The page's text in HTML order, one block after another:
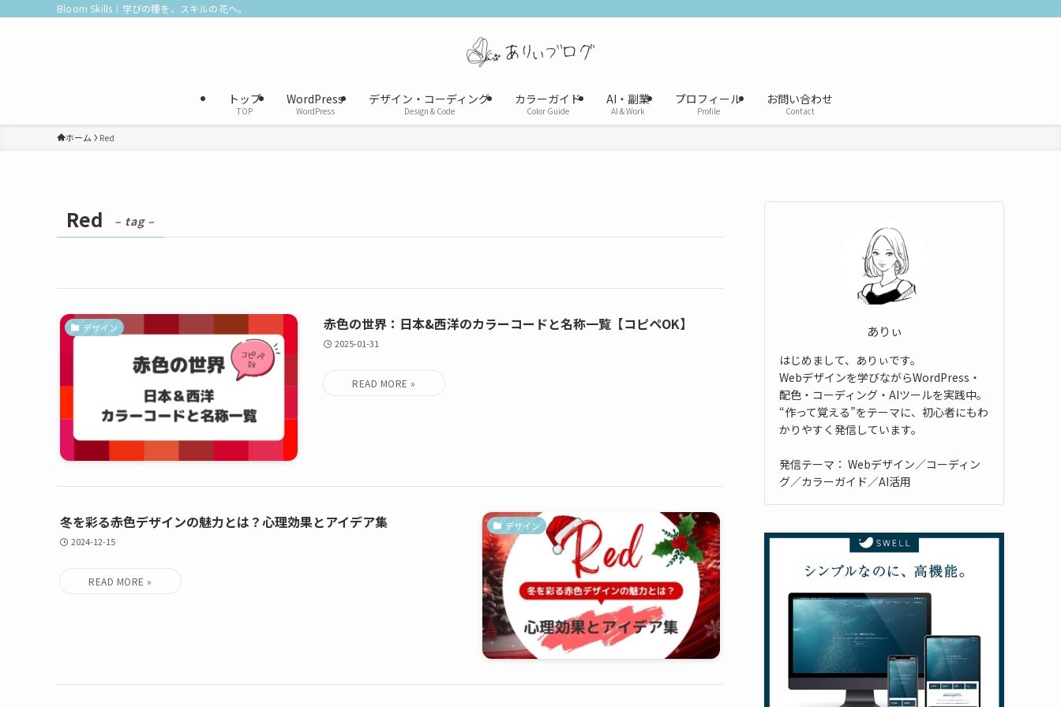
Bloom Skills｜学びの種を、スキルの花へ。
トップ
TOP
WordPress
WordPress
デザイン・コーディング
Design & Code
カラーガイド
Color Guide
AI・副業
AI & Work
プロフィール
Profile
お問い合わせ
Contact
ホーム Red
Red – tag –
デザイン 赤色の世界：日本&西洋のカラーコードと名称一覧【コピペOK】
2025-01-31
デザイン
冬を彩る赤色デザインの魅力とは？心理効果とアイデア集
2024-12-15
ありぃ
はじめまして、ありぃです。
Webデザインを学びながらWordPress・
配色・コーディング・AIツールを実践中。
“作って覚える”をテーマに、初心者にもわ
かりやすく発信しています。
発信テーマ： Webデザイン／コーディン
グ／カラーガイド／AI活用